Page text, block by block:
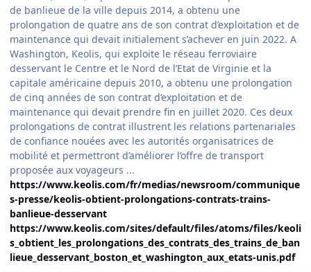
de banlieue de la ville depuis 2014, a obtenu une
prolongation de quatre ans de son contrat d’exploitation et de
maintenance qui devait initialement s’achever en juin 2022. A
Washington, Keolis, qui exploite le réseau ferroviaire
desservant le Centre et le Nord de l’Etat de Virginie et la
capitale américaine depuis 2010, a obtenu une prolongation
de cinq années de son contrat d’exploitation et de
maintenance qui devait prendre fin en juillet 2020. Ces deux
prolongations de contrat illustrent les relations partenariales
de confiance nouées avec les autorités organisatrices de
mobilité et permettront d’améliorer l’offre de transport
proposée aux voyageurs ...
https://www.keolis.com/fr/medias/newsroom/communique
s-presse/keolis-obtient-prolongations-contrats-trains-
banlieue-desservant
https://www.keolis.com/sites/default/files/atoms/files/keoli
s_obtient_les_prolongations_des_contrats_des_trains_de_ban
lieue_desservant_boston_et_washington_aux_etats-unis.pdf